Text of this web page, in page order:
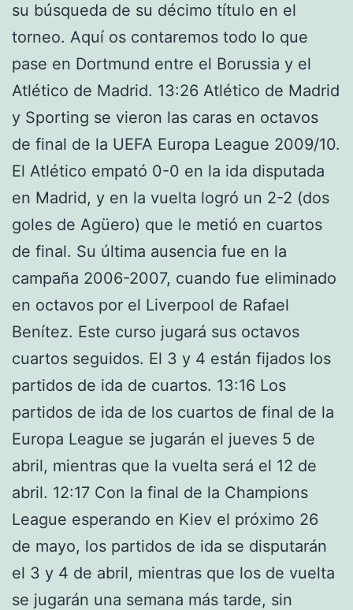
su búsqueda de su décimo título en el
torneo. Aquí os contaremos todo lo que
pase en Dortmund entre el Borussia y el
Atlético de Madrid. 13:26 Atlético de Madrid
y Sporting se vieron las caras en octavos
de final de la UEFA Europa League 2009/10.
El Atlético empató 0-0 en la ida disputada
en Madrid, y en la vuelta logró un 2-2 (dos
goles de Agüero) que le metió en cuartos
de final. Su última ausencia fue en la
campaña 2006-2007, cuando fue eliminado
en octavos por el Liverpool de Rafael
Benítez. Este curso jugará sus octavos
cuartos seguidos. El 3 y 4 están fijados los
partidos de ida de cuartos. 13:16 Los
partidos de ida de los cuartos de final de la
Europa League se jugarán el jueves 5 de
abril, mientras que la vuelta será el 12 de
abril. 12:17 Con la final de la Champions
League esperando en Kiev el próximo 26
de mayo, los partidos de ida se disputarán
el 3 y 4 de abril, mientras que los de vuelta
se jugarán una semana más tarde, sin